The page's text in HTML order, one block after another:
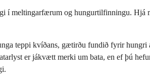
í meltingarfærum og hungurtilfinningu. Hjá
teppi kvíðans, gætirðu fundið fyrir hungri
er jákvætt merki um bata, en ef þú